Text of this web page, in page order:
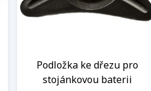
Podložka ke dřezu pro
stojánkovou baterii